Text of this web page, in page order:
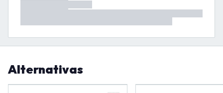
Alternativas